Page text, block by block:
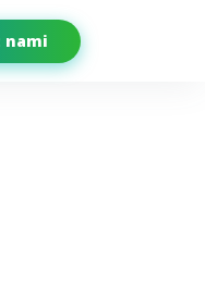
nami